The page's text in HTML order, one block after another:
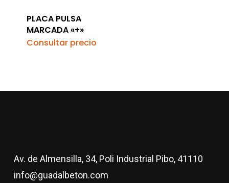
PLACA PULSA
MARCADA «+»
Consultar precio
Av. de Almensilla, 34, Poli Industrial Pibo, 41110
info@guadalbeton.com